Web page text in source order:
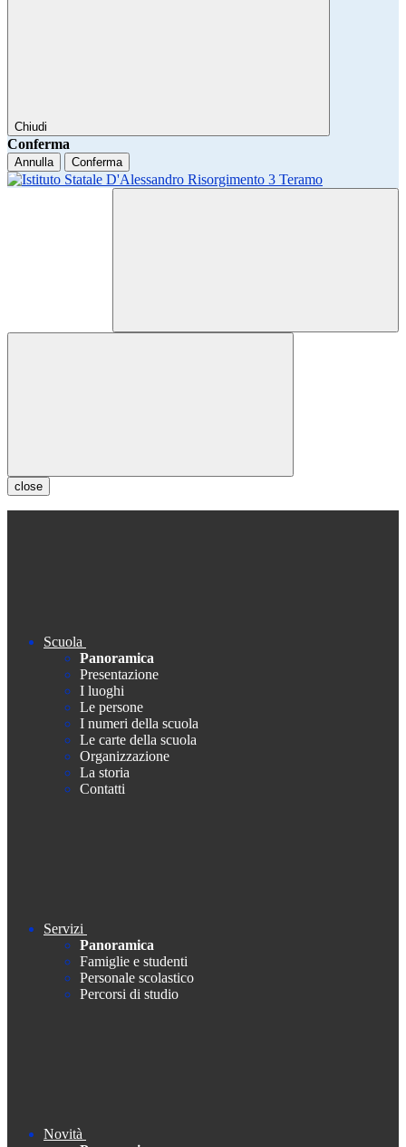
Chiudi
Conferma
Annulla Conferma
close
Scuola
Panoramica
Presentazione
I luoghi
Le persone
I numeri della scuola
Le carte della scuola
Organizzazione
La storia
Contatti
Servizi
Panoramica
Famiglie e studenti
Personale scolastico
Percorsi di studio
Novità